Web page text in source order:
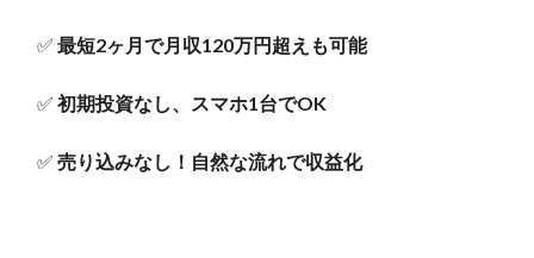
✅ 最短2ヶ月で月収120万円超えも可能
✅ 初期投資なし、スマホ1台でOK
✅ 売り込みなし！自然な流れで収益化